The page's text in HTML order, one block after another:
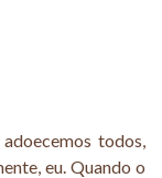
todos,
eu. Quando o